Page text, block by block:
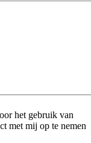
het gebruik van
met mij op te nemen